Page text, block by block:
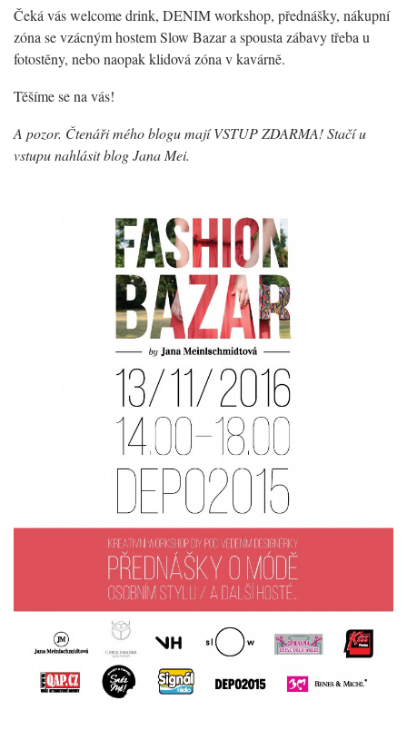
Čeká vás welcome drink, DENIM workshop, přednášky, nákupní
zóna se vzácným hostem Slow Bazar a spousta zábavy třeba u
fotostěny, nebo naopak klidová zóna v kavárně.
Těšíme se na vás!
A pozor. Čtenáři mého blogu mají VSTUP ZDARMA! Stačí u
vstupu nahlásit blog Jana Mei.